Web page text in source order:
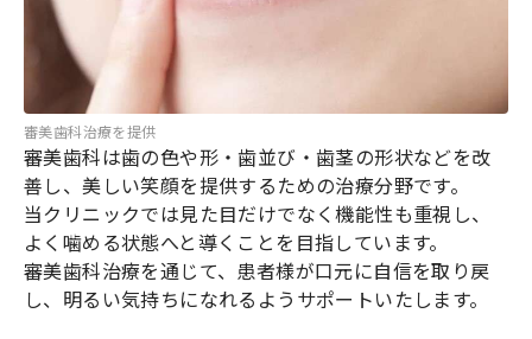
審美歯科治療を提供
審美歯科は歯の色や形・歯並び・歯茎の形状などを改
善し、美しい笑顔を提供するための治療分野です。
当クリニックでは見た目だけでなく機能性も重視し、
よく噛める状態へと導くことを目指しています。
審美歯科治療を通じて、患者様が口元に自信を取り戻
し、明るい気持ちになれるようサポートいたします。